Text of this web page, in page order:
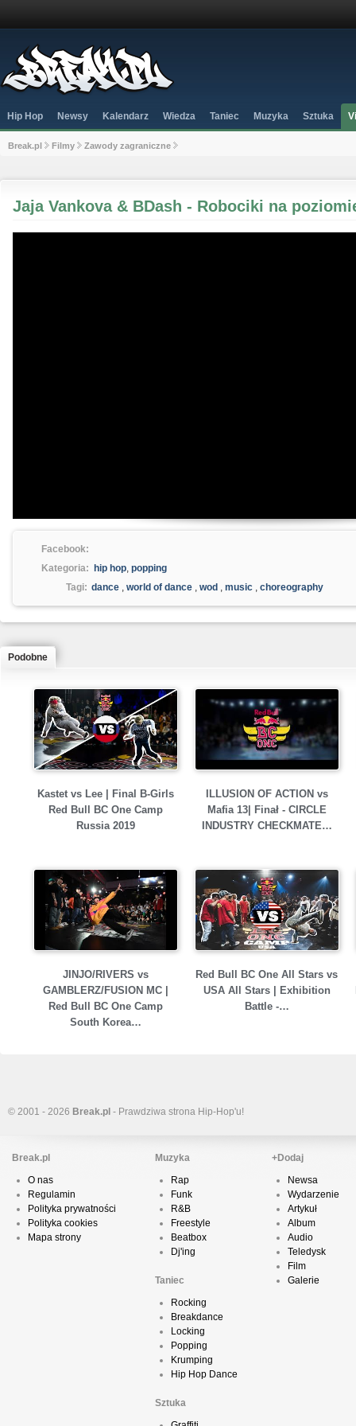
Hip Hop Newsy Kalendarz Wiedza Taniec Muzyka Sztuka
Break.pl Filmy Zawody zagraniczne
Jaja Vankova & BDash - Robociki na
Facebook:
Kategoria:
hip hop, popping
Tagi: dance , world of dance , wod , music , choreography
Podobne
Kastet vs Lee | Final B-Girls
Red Bull BC One Camp
Russia 2019
ILLUSION OF ACTION vs
Mafia 13| Finał - CIRCLE
INDUSTRY CHECKMATE…
JINJO/RIVERS vs
GAMBLERZ/FUSION MC |
Red Bull BC One Camp
South Korea…
Red Bull BC One All Stars vs
USA All Stars | Exhibition
Battle -…
© 2001 - 2026 Break.pl - Prawdziwa strona Hip-Hop'u!
Break.pl
O nas
Regulamin
Polityka prywatności
Polityka cookies
Mapa strony
Muzyka
Rap
Funk
R&B
Freestyle
Beatbox
Dj'ing
Taniec
Rocking
Breakdance
Locking
Popping
Krumping
Hip Hop Dance
Sztuka
+Dodaj
Newsa
Wydarzenie
Artykuł
Album
Audio
Teledysk
Film
Galerie